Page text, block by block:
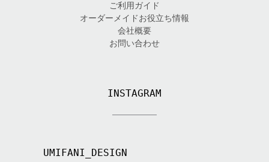
ご利用ガイド
オーダーメイドお役立ち情報
会社概要
お問い合わせ
INSTAGRAM
UMIFANI_DESIGN